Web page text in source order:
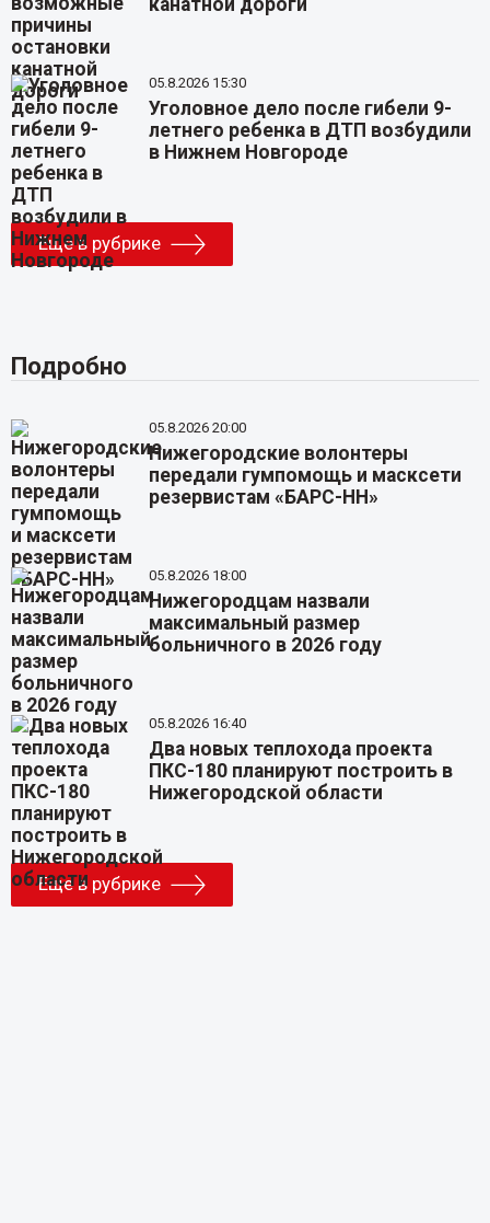
канатной дороги
05.8.2026 15:30
Уголовное дело после гибели 9-
летнего ребенка в ДТП возбудили
в Нижнем Новгороде
Еще в рубрике
Подробно
05.8.2026 20:00
Нижегородские волонтеры
передали гумпомощь и масксети
резервистам «БАРС-НН»
05.8.2026 18:00
Нижегородцам назвали
максимальный размер
больничного в 2026 году
05.8.2026 16:40
Два новых теплохода проекта
ПКС-180 планируют построить в
Нижегородской области
Еще в рубрике